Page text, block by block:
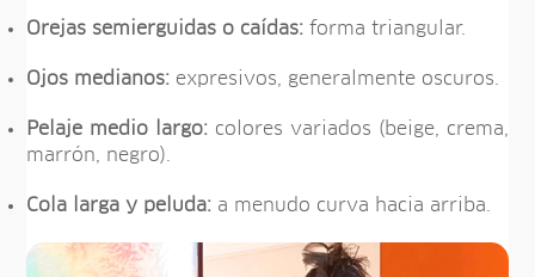
Orejas semierguidas o caídas: forma triangular.
Ojos medianos: expresivos, generalmente oscuros.
Pelaje medio largo: colores variados (beige, crema,
marrón, negro).
Cola larga y peluda: a menudo curva hacia arriba.